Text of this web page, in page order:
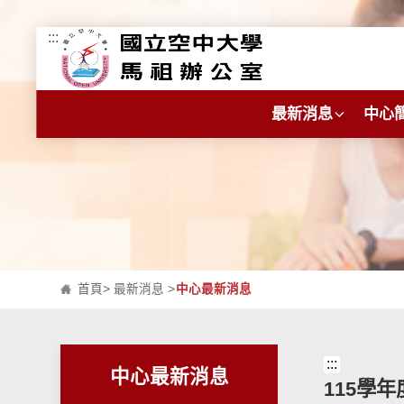
跳到主要內容區塊
:::
最新消息 中心
首頁>最新消息 >中心最新消息
中心最新消息
:::
115學年